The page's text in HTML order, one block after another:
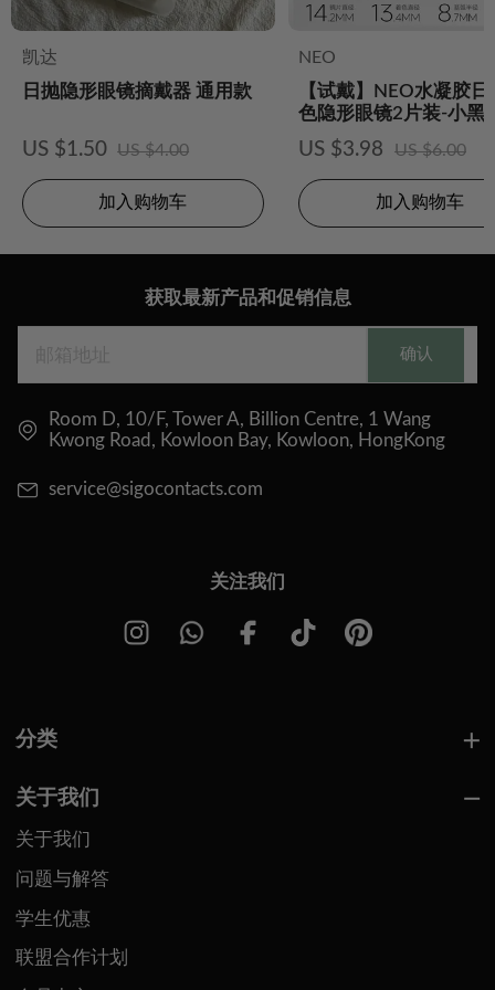
凯达
日抛隐形眼镜摘戴器 通用款
US $1.50 US $4.00
加入购物车
NEO
【试戴】NEO水凝胶日
色隐形眼镜2片装-小黑
US $3.98 US $6.00
加入购物车
获取最新产品和促销信息
确认
Room D, 10/F, Tower A, Billion Centre, 1 Wang
Kwong Road, Kowloon Bay, Kowloon, HongKong
service@sigocontacts.com
关注我们
分类
关于我们
关于我们
问题与解答
学生优惠
联盟合作计划